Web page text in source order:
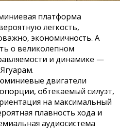
платформа
легкость,
экономичность. А
о великолепном
и динамике —
двигатели
обтекаемый силуэт,
на максимальный
плавность хода и
аудиосистема